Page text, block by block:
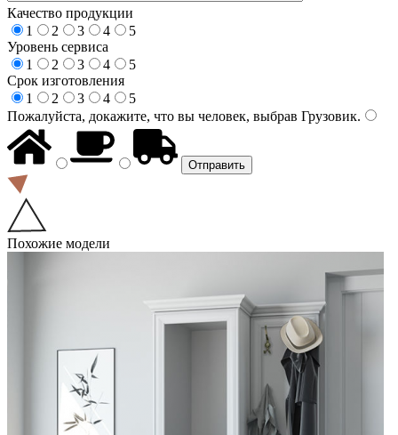
Качество продукции
1
2 3 4
5
Уровень сервиса
1
2 3 4
5
Срок изготовления
1
2 3 4
5
Пожалуйста, докажите, что вы человек, выбрав Грузовик.
Похожие модели